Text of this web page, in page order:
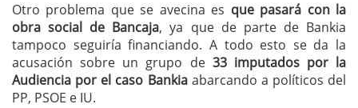
Otro problema que se avecina es que pasará con la
obra social de Bancaja, ya que de parte de Bankia
tampoco seguiría financiando. A todo esto se da la
acusación sobre un grupo de33 imputados por la
Audiencia por el caso Bankiaabarcando a políticos del
PP, PSOE e IU.